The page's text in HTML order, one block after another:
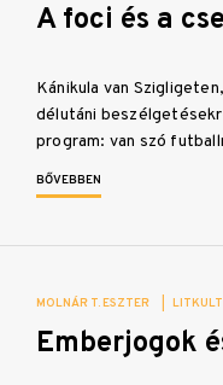
A foci és a
Kánikula van
délutáni
program: van szó
BŐVEBBEN
MOLNÁR T. ESZTER
Emberjogok